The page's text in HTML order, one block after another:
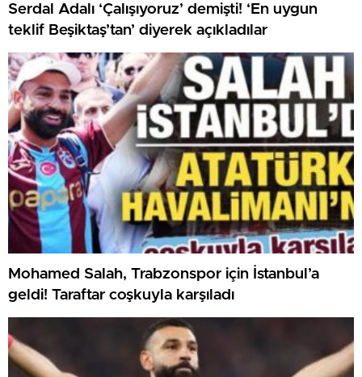
Serdal Adalı ‘Çalışıyoruz’ demişti! ‘En uygun
teklif Beşiktaş’tan’ diyerek açıkladılar
Mohamed Salah, Trabzonspor için İstanbul’a
geldi! Taraftar coşkuyla karşıladı